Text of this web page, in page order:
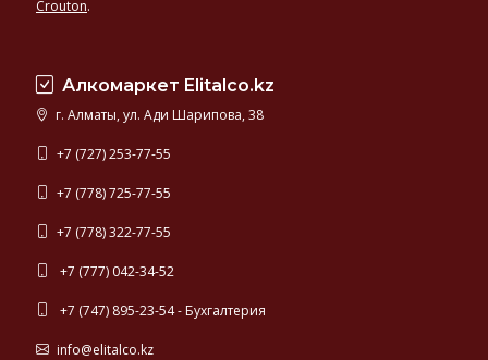
Crouton.
Алкомаркет Elitalco.kz
г. Алматы, ул. Ади Шарипова, 38
+7 (727) 253-77-55
+7 (778) 725-77-55
+7 (778) 322-77-55
+7 (777) 042-34-52
+7 (747) 895-23-54 - Бухгалтерия
info@elitalco.kz